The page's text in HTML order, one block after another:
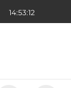
14:53:13